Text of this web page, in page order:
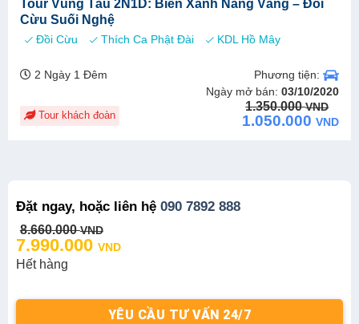
Đặt ngay, hoặc liên hệ 090 7892 888
8.660.000VND
Original
price
was:
8.660.000 VND.
7.990.000 VND
Current
price
is:
7.990.000 VND.
Hết hàng
YÊU CẦU TƯ VẤN 24/7
Tour Vũng Tàu 2N1D: Biển Xanh Nắng Vàng – Đồi
Cừu Suối Nghệ
Đồi Cừu Thích Ca Phật Đài KDL Hồ Mây
2 Ngày 1 Đêm
Phương tiện:
Ngày mở bán:03/10/2020
Tour khách đoàn
1.350.000VND
Original
price
was:
1.050.000VND
Current
price
is: